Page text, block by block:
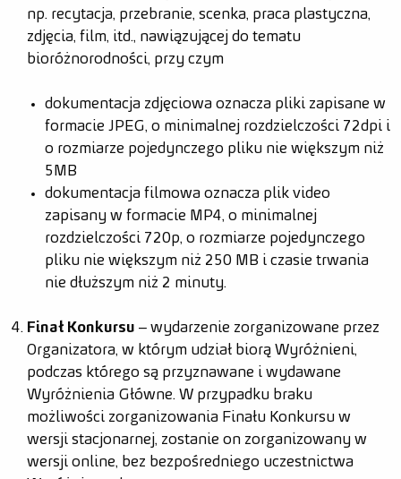
np. recytacja, przebranie, scenka, praca plastyczna,
zdjęcia, film, itd., nawiązującej do tematu
bioróżnorodności, przy czym
dokumentacja zdjęciowa oznacza pliki zapisane w
formacie JPEG, o minimalnej rozdzielczości 72dpi i
o rozmiarze pojedynczego pliku nie większym niż
5MB
dokumentacja filmowa oznacza plik video
zapisany w formacie MP4, o minimalnej
rozdzielczości 720p, o rozmiarze pojedynczego
pliku nie większym niż 250 MB i czasie trwania
nie dłuższym niż 2 minuty.
Finał Konkursu – wydarzenie zorganizowane przez
Organizatora, w którym udział biorą Wyróżnieni,
podczas którego są przyznawane i wydawane
Wyróżnienia Główne. W przypadku braku
możliwości zorganizowania Finału Konkursu w
wersji stacjonarnej, zostanie on zorganizowany w
wersji online, bez bezpośredniego uczestnictwa